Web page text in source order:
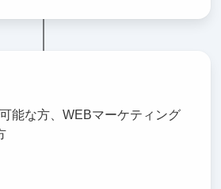
能な方、WEBマーケティング